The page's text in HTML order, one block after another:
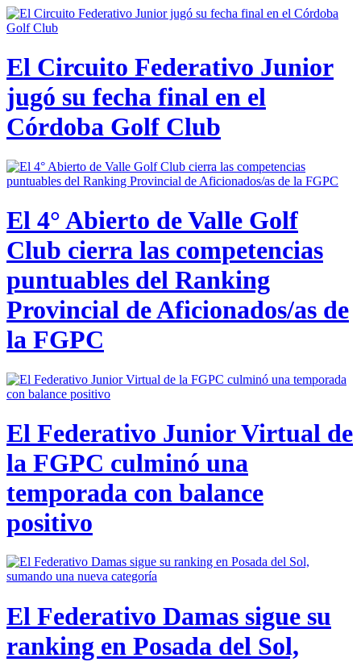
El Circuito Federativo Junior
jugó su fecha final en el
Córdoba Golf Club
El 4° Abierto de Valle Golf
Club cierra las competencias
puntuables del Ranking
Provincial de Aficionados/as de
la FGPC
El Federativo Junior Virtual de
la FGPC culminó una
temporada con balance
positivo
El Federativo Damas sigue su
ranking en Posada del Sol,